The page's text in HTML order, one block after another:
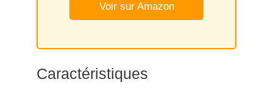
Voir sur Amazon
Caractéristiques